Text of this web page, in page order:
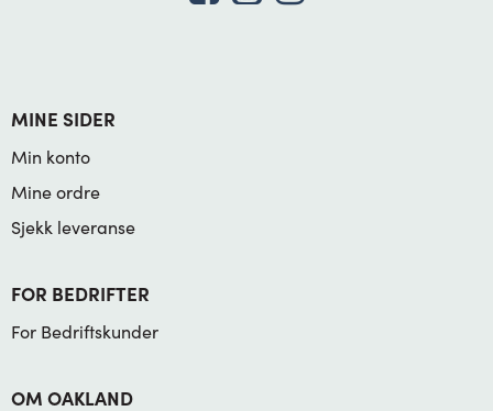
MINE SIDER
Min konto
Mine ordre
Sjekk leveranse
FOR BEDRIFTER
For Bedriftskunder
OM OAKLAND